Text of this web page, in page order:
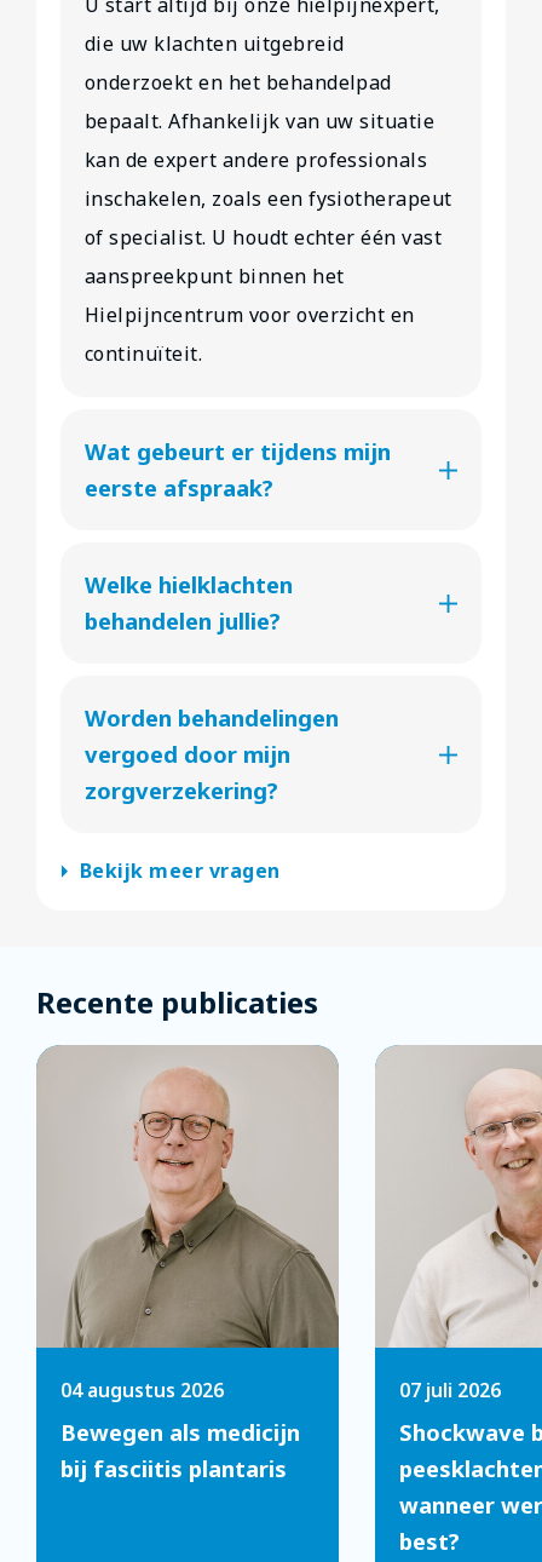
die uw klachten uitgebreid
onderzoekt en het behandelpad
bepaalt. Afhankelijk van uw situatie
kan de expert andere professionals
inschakelen, zoals een fysiotherapeut
of specialist. U houdt echter één vast
aanspreekpunt binnen het
Hielpijncentrum voor overzicht en
continuïteit.
Wat gebeurt er tijdens mijn
eerste afspraak?
Welke hielklachten
behandelen jullie?
Worden behandelingen
vergoed door mijn
zorgverzekering?
arrow_right Bekijk meer vragen
Recente publicaties
04 augustus 2026
Bewegen als medicijn
bij fasciitis plantaris
07 juli 2026
Shockwave
wanneer
best?